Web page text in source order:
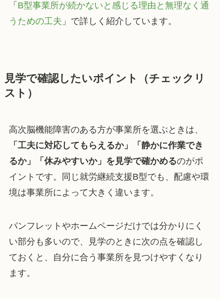
「 B型事業所が続かないと感じる理由と無理なく通
うための工夫 」で詳しく紹介しています。
見学で確認したいポイント（チェックリ
スト）
高次脳機能障害のある方が事業所を選ぶときは、
「工夫に対応してもらえるか」「静かに作業でき
るか」「休みやすいか」を見学で確かめるのがポ
イントです。同じ就労継続支援B型でも、配慮や環
境は事業所によって大きく違います。
パンフレットやホームページだけでは分かりにく
い部分も多いので、見学のときに次の点を確認し
ておくと、自分に合う事業所を見つけやすくなり
ます。